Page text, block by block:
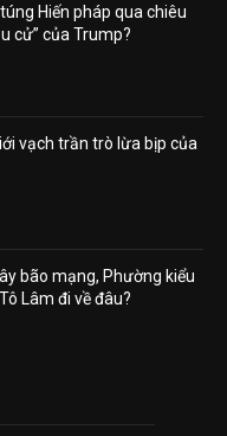
Hiến pháp qua chiêu
cử” của Trump?
vạch trần trò lừa bịp của
bão mạng, Phường kiểu
Lâm đi về đâu?